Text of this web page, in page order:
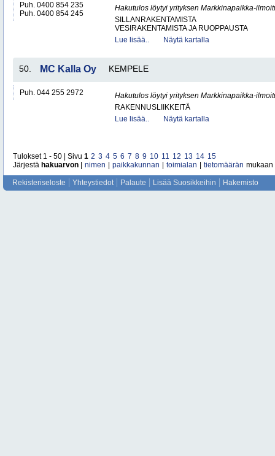
Puh. 0400 854 235
Puh. 0400 854 245
Hakutulos löytyi yrityksen Markkinapaikka-
SILLANRAKENTAMISTA
VESIRAKENTAMISTA JA RUOPPAUSTA
Lue lisää..
Näytä kartalla
50. MC Kalla Oy KEMPELE
Puh. 044 255 2972
Hakutulos löytyi yrityksen Markkinapaikka-
RAKENNUSLIIKKEITÄ
Lue lisää..
Näytä kartalla
Tulokset 1 - 50 | Sivu 1 2 3 4 5 6 7 8 9 10 11 12 13 14 15
Järjestä hakuarvon nimen paikkakunnan toimialan tietomäärän mukaan
Rekisteriseloste Yhteystiedot Palaute Lisää Suosikkeihin Hakemisto